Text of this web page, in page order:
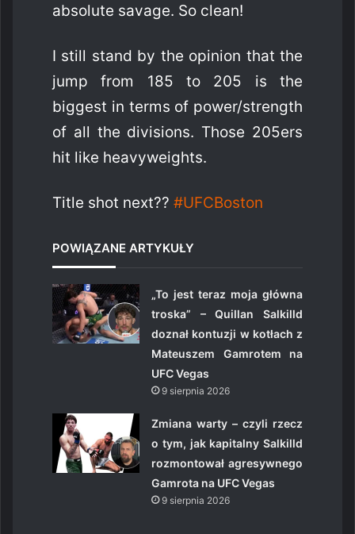
absolute savage. So clean!
I still stand by the opinion that the
jump from 185 to 205 is the
biggest in terms of power/strength
of all the divisions. Those 205ers
hit like heavyweights.
Title shot next?? #UFCBoston
POWIĄZANE ARTYKUŁY
„To jest teraz moja główna
troska” – Quillan Salkilld
doznał kontuzji w kotłach z
Mateuszem Gamrotem na
UFC Vegas
9 sierpnia 2026
Zmiana warty – czyli rzecz
o tym, jak kapitalny Salkilld
rozmontował agresywnego
Gamrota na UFC Vegas
9 sierpnia 2026